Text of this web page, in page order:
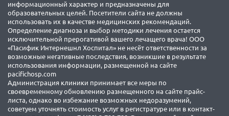
информационный характер и предназначены для
образовательных целей. Посетители сайта не должны
использовать их в качестве медицинских рекомендаций.
Определение диагноза и выбор методики лечения остается
исключительной прерогативой вашего лечащего врача! ООО
«Пасифик Интернешнл Хоспитал» не несёт ответственности за
возможные негативные последствия, возникшие в результате
использования информации, размещенной на сайте
pacifichosp.com
Администрация клиники принимает все меры по
своевременному обновлению размещенного на сайте прайс-
листа, однако во избежание возможных недоразумений,
советуем уточнять стоимость услуг в регистратуре или в контакт-